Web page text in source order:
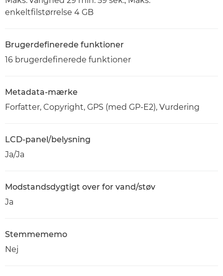
enkeltfilstørrelse 4 GB
Brugerdefinerede funktioner
16 brugerdefinerede funktioner
Metadata-mærke
Forfatter, Copyright, GPS (med GP-E2), Vurdering
LCD-panel/belysning
Ja/Ja
Modstandsdygtigt over for vand/støv
Ja
Stemmememo
Nej